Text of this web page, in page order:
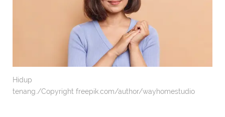
Hidup
tenang./Copyright freepik.com/author/wayhomestudio